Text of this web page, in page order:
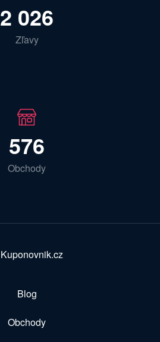
2 026
Zľavy
576
Obchody
Kuponovnik.cz
Blog
Obchody